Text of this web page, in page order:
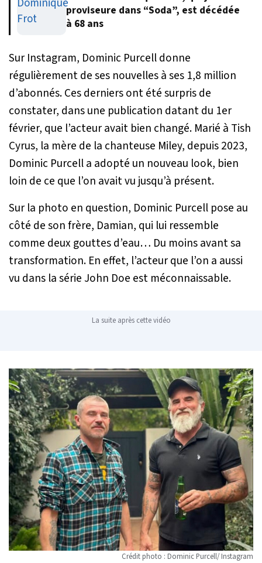
proviseure dans “Soda”, est décédée
à 68 ans
Sur Instagram, Dominic Purcell donne
régulièrement de ses nouvelles à ses 1,8 million
d’abonnés. Ces derniers ont été surpris de
constater, dans une publication datant du 1er
février, que l’acteur avait bien changé. Marié à Tish
Cyrus, la mère de la chanteuse Miley, depuis 2023,
Dominic Purcell a adopté un nouveau look, bien
loin de ce que l’on avait vu jusqu’à présent.
Sur la photo en question, Dominic Purcell pose au
côté de son frère, Damian, qui lui ressemble
comme deux gouttes d’eau… Du moins avant sa
transformation. En effet, l’acteur que l’on a aussi
vu dans la série John Doe est méconnaissable.
La suite après cette vidéo
Crédit photo : Dominic Purcell/ Instagram